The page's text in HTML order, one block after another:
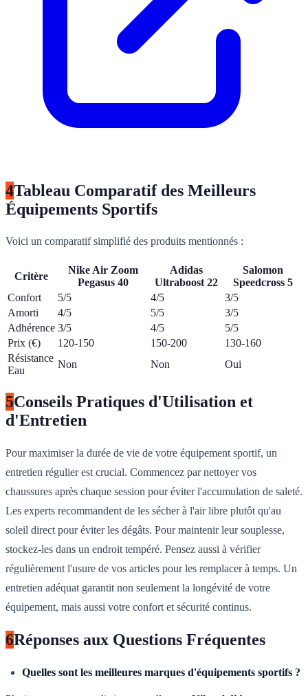
4Tableau Comparatif des Meilleurs
Équipements Sportifs
Voici un comparatif simplifié des produits mentionnés :
Critère
Nike Air Zoom
Pegasus 40
Adidas
Ultraboost 22
Salomon
Speedcross 5
Confort
5/5 4/5
3/5
Amorti
4/5 5/5
3/5
Adhérence 3/5 4/5
5/5
Prix (€)
120-150 150-200
130-160
Résistance
Eau
Non Non Oui
5Conseils Pratiques d'Utilisation et
d'Entretien
Pour maximiser la durée de vie de votre équipement sportif, un
entretien régulier est crucial. Commencez par nettoyer vos
chaussures après chaque session pour éviter l'accumulation de saleté.
Les experts recommandent de les sécher à l'air libre plutôt qu'au
soleil direct pour éviter les dégâts. Pour maintenir leur souplesse,
stockez-les dans un endroit tempéré. Pensez aussi à vérifier
régulièrement l'usure de vos articles pour les remplacer à temps. Un
entretien adéquat garantit non seulement la longévité de votre
équipement, mais aussi votre confort et sécurité continus.
6Réponses aux Questions Fréquentes
Quelles sont les meilleures marques d'équipements sportifs ?